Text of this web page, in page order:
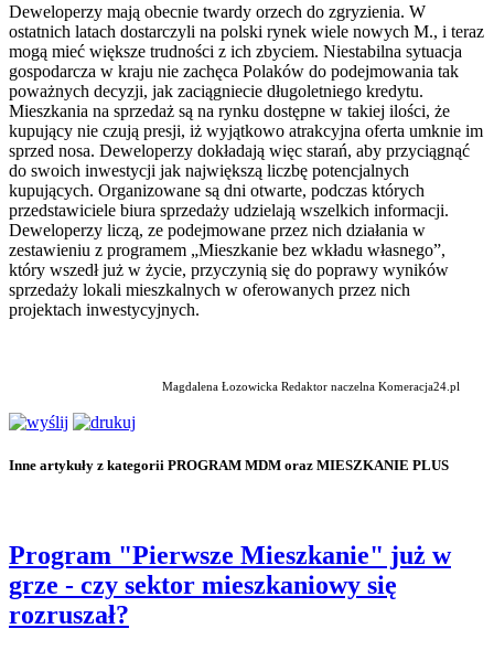
Deweloperzy mają obecnie twardy orzech do zgryzienia. W
ostatnich latach dostarczyli na polski rynek wiele nowych M., i teraz
mogą mieć większe trudności z ich zbyciem. Niestabilna sytuacja
gospodarcza w kraju nie zachęca Polaków do podejmowania tak
poważnych decyzji, jak zaciągniecie długoletniego kredytu.
Mieszkania na sprzedaż są na rynku dostępne w takiej ilości, że
kupujący nie czują presji, iż wyjątkowo atrakcyjna oferta umknie im
sprzed nosa. Deweloperzy dokładają więc starań, aby przyciągnąć
do swoich inwestycji jak największą liczbę potencjalnych
kupujących. Organizowane są dni otwarte, podczas których
przedstawiciele biura sprzedaży udzielają wszelkich informacji.
Deweloperzy liczą, ze podejmowane przez nich działania w
zestawieniu z programem „Mieszkanie bez wkładu własnego”,
który wszedł już w życie, przyczynią się do poprawy wyników
sprzedaży lokali mieszkalnych w oferowanych przez nich
projektach inwestycyjnych.
Magdalena Łozowicka Redaktor naczelna Komeracja24.pl
Inne artykuły z kategorii PROGRAM MDM oraz MIESZKANIE PLUS
Program "Pierwsze Mieszkanie" już w
grze - czy sektor mieszkaniowy się
rozruszał?